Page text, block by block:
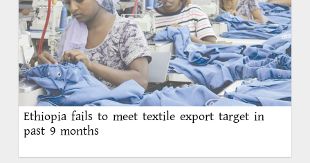
Ethiopia fails to meet textile export target in
past 9 months